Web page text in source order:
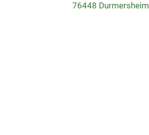
76448 Durmersheim